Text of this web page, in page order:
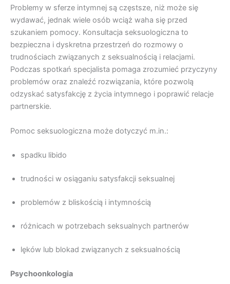
Problemy w sferze intymnej są częstsze, niż może się
wydawać, jednak wiele osób wciąż waha się przed
szukaniem pomocy. Konsultacja seksuologiczna to
bezpieczna i dyskretna przestrzeń do rozmowy o
trudnościach związanych z seksualnością i relacjami.
Podczas spotkań specjalista pomaga zrozumieć przyczyny
problemów oraz znaleźć rozwiązania, które pozwolą
odzyskać satysfakcję z życia intymnego i poprawić relacje
partnerskie.
Pomoc seksuologiczna może dotyczyć m.in.:
spadku libido
trudności w osiąganiu satysfakcji seksualnej
problemów z bliskością i intymnością
różnicach w potrzebach seksualnych partnerów
lęków lub blokad związanych z seksualnością
Psychoonkologia